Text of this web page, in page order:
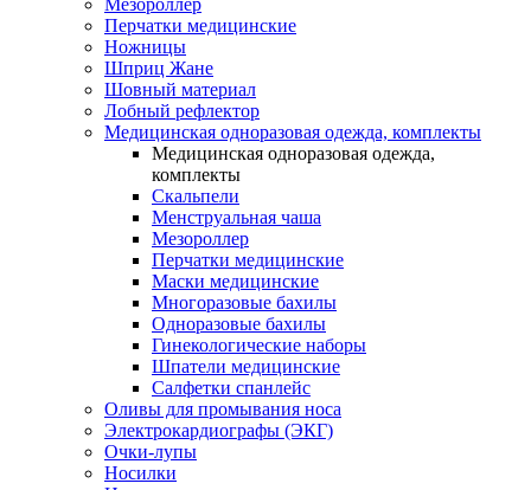
Мезороллер
Перчатки медицинские
Ножницы
Шприц Жане
Шовный материал
Лобный рефлектор
Медицинская одноразовая одежда, комплекты
Медицинская одноразовая одежда,
комплекты
Скальпели
Менструальная чаша
Мезороллер
Перчатки медицинские
Маски медицинские
Многоразовые бахилы
Одноразовые бахилы
Гинекологические наборы
Шпатели медицинские
Салфетки спанлейс
Оливы для промывания носа
Электрокардиографы (ЭКГ)
Очки-лупы
Носилки